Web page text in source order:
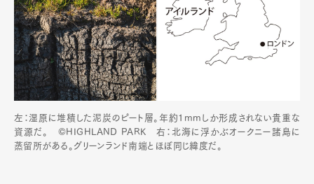
左：湿原に堆積した泥炭のピート層。年約1mmしか形成されない貴重な
資源だ。 ©HIGHLAND PARK 右：北海に浮かぶオークニー諸島に
蒸留所がある。グリーンランド南端とほぼ同じ緯度だ。